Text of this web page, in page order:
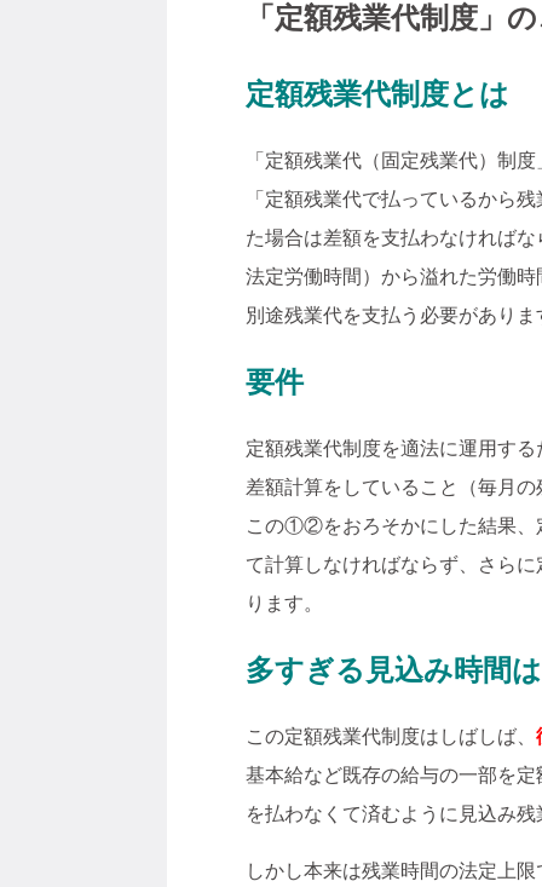
「定額残業代制度」
定額残業代制度とは
「定額残業代（固定残業代）制
「定額残業代で払っているから
た場合は差額を支払わなければ
法定労働時間）から溢れた労働
別途残業代を支払う必要がありま
要件
定額残業代制度を適法に運用す
差額計算をしていること（毎月
この①②をおろそかにした結果、
て計算しなければならず、さら
ります。
多すぎる見込み時間
この定額残業代制度はしばしば、
基本給など既存の給与の一部を
を払わなくて済むように見込み
しかし本来は残業時間の法定上